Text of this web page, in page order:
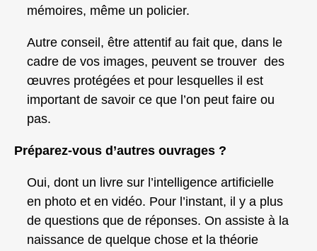
mémoires, même un policier.
Autre conseil, être attentif au fait que, dans le
cadre de vos images, peuvent se trouver des
œuvres protégées et pour lesquelles il est
important de savoir ce que l’on peut faire ou
pas.
Préparez-vous d’autres ouvrages ?
Oui, dont un livre sur l’intelligence artificielle
en photo et en vidéo. Pour l’instant, il y a plus
de questions que de réponses. On assiste à la
naissance de quelque chose et la théorie